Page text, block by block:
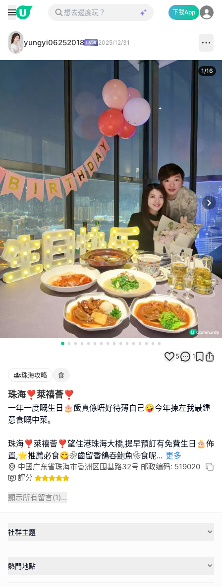
下載App
yungyi06252018 2025/12/31
1/16
5 1
珠海攻略 食
珠海❣︎萊禧薈❣︎
一年一度嘅生日🎂飯真係唔好待薄自己🤪今年揀左我最鍾
意食嘅中菜｡
珠海❣︎萊禧薈❣︎望住港珠海大橋,提早預訂有免費生日🎂佈
置,🌟推薦必食😋❀齒留香鴿吞鮑魚❀食呢... 更多
中國广东省珠海市香洲区围基路32号 邮政编码: 519020
評分
顯示所有留言(1)...
社群主題
熱門地點